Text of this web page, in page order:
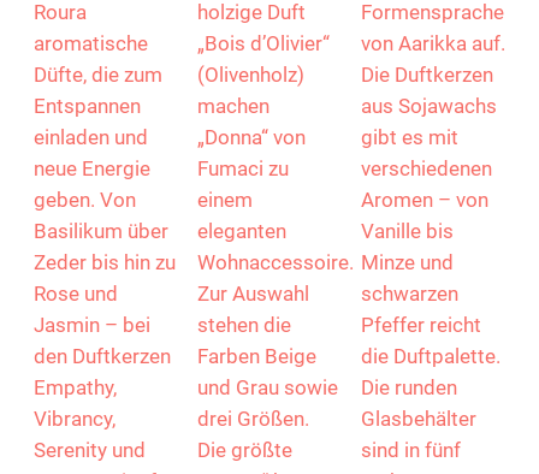
„Well Being“
von Roura
Mit der
Kollektion „Well
Being“
präsentiert
Roura
aromatische
Düfte, die zum
Entspannen
einladen und
neue Energie
geben. Von
Basilikum über
„Donna“ von
Fumaci
Die fließende
Form des
Keramikkerzenhalters
und der warme
holzige Duft
„Bois d’Olivier“
(Olivenholz)
machen
„Donna“ von
Fumaci zu
einem
eleganten
„Ode“ von
Aarikka
Die
Duftkollektion
„Ode“ greift die
ikonisch runde
Formensprache
von Aarikka auf.
Die Duftkerzen
aus Sojawachs
gibt es mit
verschiedenen
Aromen – von
Vanille bis